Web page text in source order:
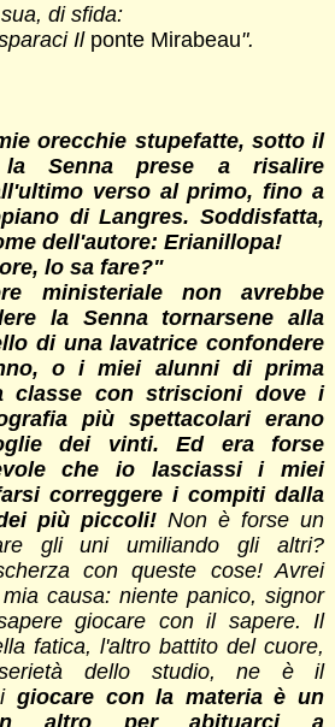
di sfida:
Ilponte Mirabeau".
orecchie stupefatte, sotto il
la Senna prese a risalire
verso al primo, fino a
di Langres. Soddisfatta,
dell'autore: Erianillopa!
lo sa fare?"
ministeriale non avrebbe
la Senna tornarsene alla
di una lavatrice confondere
o i miei alunni di prima
classe con striscioni dove i
più spettacolari erano
dei vinti. Ed era forse
che io lasciassi i miei
correggere i compiti dalla
più piccoli! Non è forse un
gli uni umiliando gli altri?
con queste cose! Avrei
causa: niente panico, signor
giocare con il sapere. Il
fatica, l'altro battito del cuore,
dello studio, ne è il
giocare con la materia è un